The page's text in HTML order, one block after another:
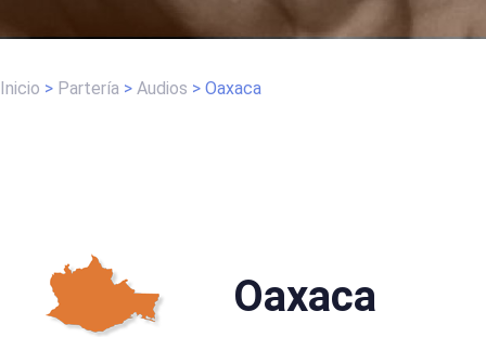
Inicio > Partería > Audios > Oaxaca
Oaxaca